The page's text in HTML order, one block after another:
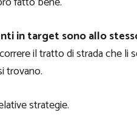
in target sono allo
il tratto di strada che li
trovano.
strategie.